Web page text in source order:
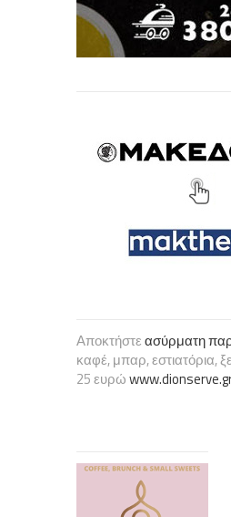
Αποκτήστεασύρματη
καφέ, μπαρ, εστιατόρια,
25 ευρώ